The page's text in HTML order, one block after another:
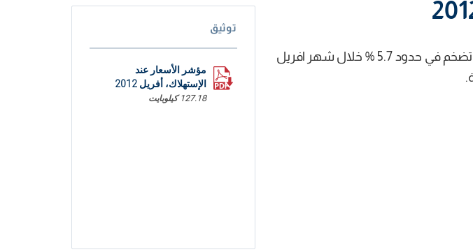
أفرزت المتابعة الدورية و الشھرية للأسعار عند الاستھلاك العائلي تسجيل نسبة تضخم في حدود 5.7 % خلال شھر افريل
توثيق
مؤشر الأسعار عند
الإستھلاك، أفريل 2012
127.18 كيلوبايت